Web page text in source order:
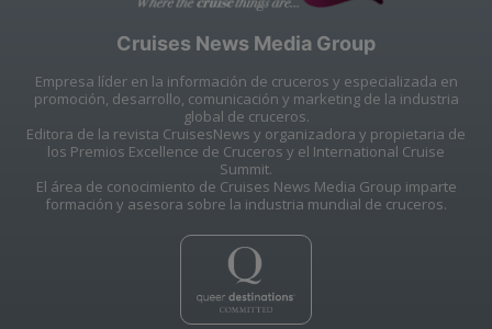
Cruises News Media Group
Empresa líder en la información de cruceros y especializada en
promoción, desarrollo, comunicación y marketing de la industria
global de cruceros.
Editora de la revista CruisesNews y organizadora y propietaria de
los Premios Excellence de Cruceros y el International Cruise
Summit.
El área de conocimiento de Cruises News Media Group imparte
formación y asesora sobre la industria mundial de cruceros.